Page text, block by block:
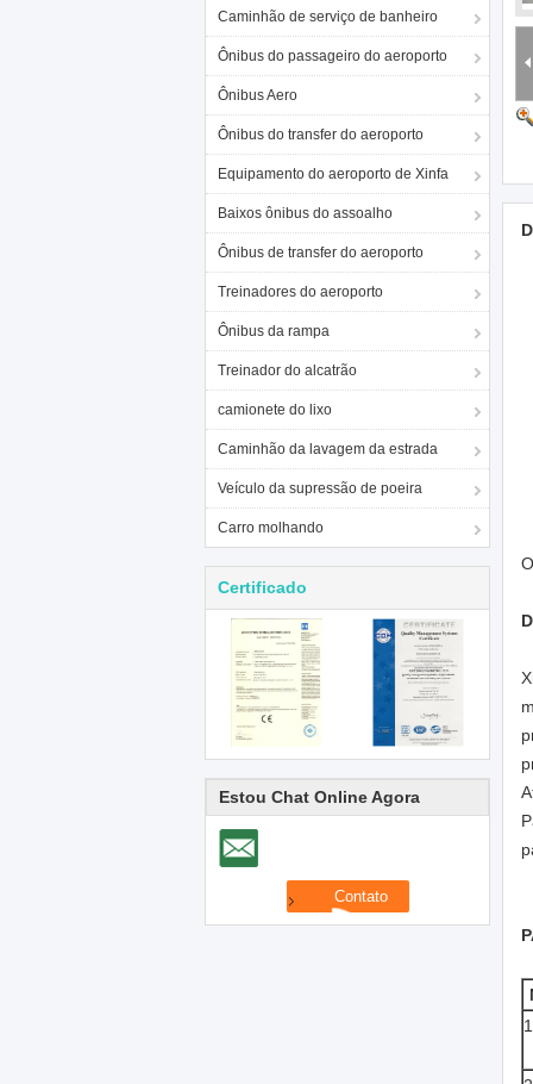
Caminhão de serviço de banheiro
Ônibus do passageiro do aeroporto
Ônibus Aero
Ônibus do transfer do aeroporto
Equipamento do aeroporto de Xinfa
Baixos ônibus do assoalho
Ônibus de transfer do aeroporto
Treinadores do aeroporto
Ônibus da rampa
Treinador do alcatrão
camionete do lixo
Caminhão da lavagem da estrada
Veículo da supressão de poeira
Carro molhando
Certificado
Estou Chat Online Agora
1.